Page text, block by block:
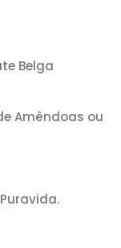
Belga
Amêndoas ou